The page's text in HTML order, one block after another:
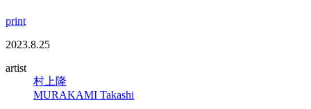
print
2023.8.25
artist
村上隆
MURAKAMI Takashi